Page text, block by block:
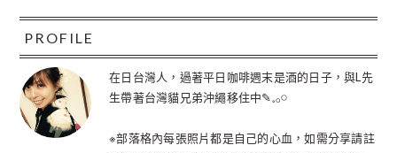
站
PROFILE
在日台灣人，過著平日咖啡週末是酒的日子，與L先
生帶著台灣貓兄弟沖繩移住中✎𓈒𓂂𓏸
※部落格內每張照片都是自己的心血，如需分享請註